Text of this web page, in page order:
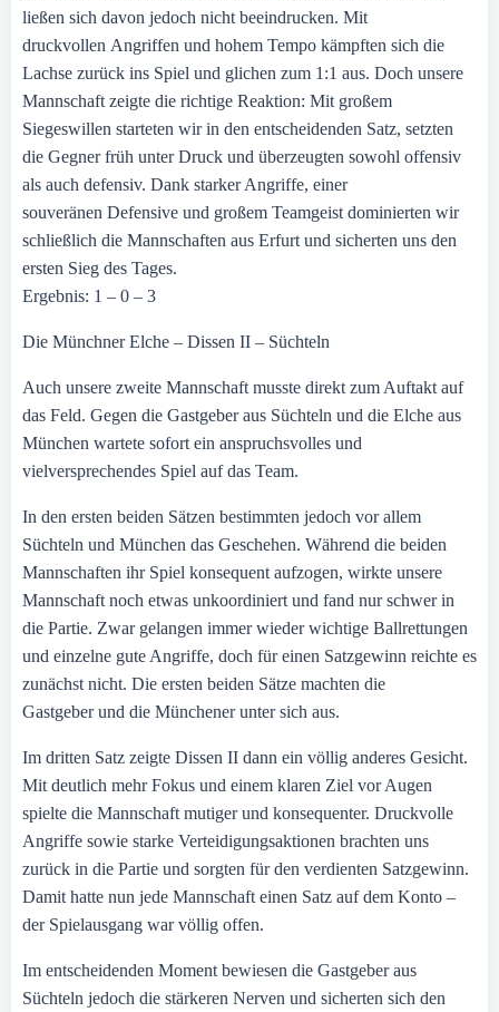
ließen sich davon jedoch nicht beeindrucken. Mit
druckvollen Angriffen und hohem Tempo kämpften sich die
Lachse zurück ins Spiel und glichen zum 1:1 aus. Doch unsere
Mannschaft zeigte die richtige Reaktion: Mit großem
Siegeswillen starteten wir in den entscheidenden Satz, setzten
die Gegner früh unter Druck und überzeugten sowohl offensiv
als auch defensiv. Dank starker Angriffe, einer
souveränen Defensive und großem Teamgeist dominierten wir
schließlich die Mannschaften aus Erfurt und sicherten uns den
ersten Sieg des Tages.
Ergebnis: 1 – 0 – 3
Die Münchner Elche – Dissen II – Süchteln
Auch unsere zweite Mannschaft musste direkt zum Auftakt auf
das Feld. Gegen die Gastgeber aus Süchteln und die Elche aus
München wartete sofort ein anspruchsvolles und
vielversprechendes Spiel auf das Team.
In den ersten beiden Sätzen bestimmten jedoch vor allem
Süchteln und München das Geschehen. Während die beiden
Mannschaften ihr Spiel konsequent aufzogen, wirkte unsere
Mannschaft noch etwas unkoordiniert und fand nur schwer in
die Partie. Zwar gelangen immer wieder wichtige Ballrettungen
und einzelne gute Angriffe, doch für einen Satzgewinn reichte es
zunächst nicht. Die ersten beiden Sätze machten die
Gastgeber und die Münchener unter sich aus.
Im dritten Satz zeigte Dissen II dann ein völlig anderes Gesicht.
Mit deutlich mehr Fokus und einem klaren Ziel vor Augen
spielte die Mannschaft mutiger und konsequenter. Druckvolle
Angriffe sowie starke Verteidigungsaktionen brachten uns
zurück in die Partie und sorgten für den verdienten Satzgewinn.
Damit hatte nun jede Mannschaft einen Satz auf dem Konto –
der Spielausgang war völlig offen.
Im entscheidenden Moment bewiesen die Gastgeber aus
Süchteln jedoch die stärkeren Nerven und sicherten sich den